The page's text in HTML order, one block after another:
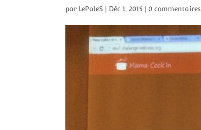
par LePoleS Déc 1, 2015 |0 commentaires